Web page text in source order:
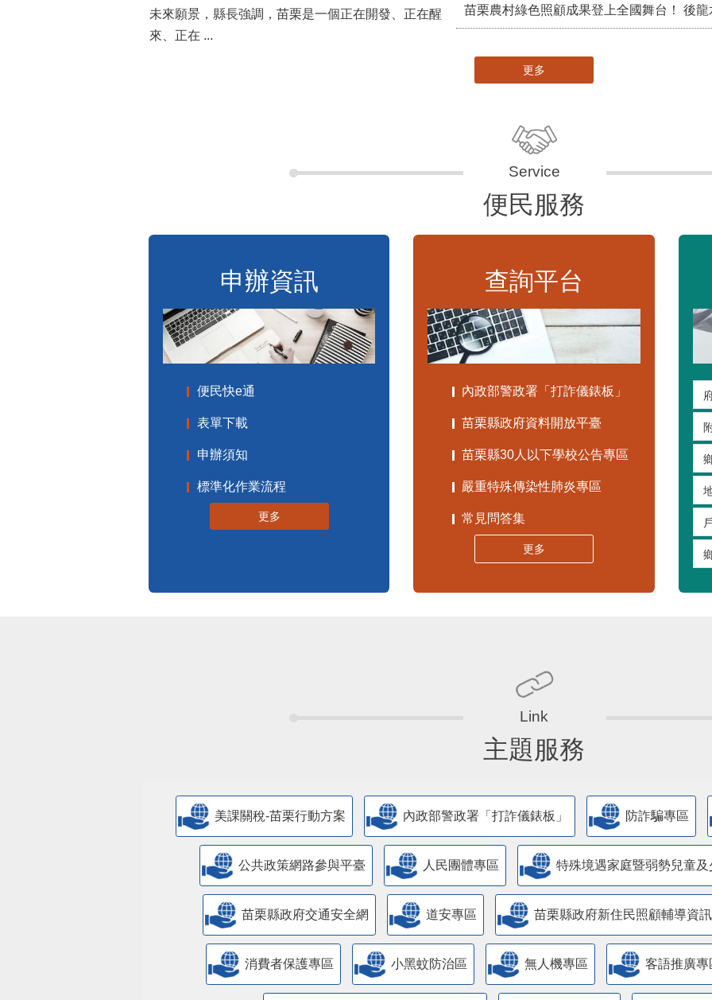
未來願景，縣長強調，苗栗是一個正在開發、正在醒
來、正在 ...
更多
便民服務
申辦資訊
便民快e通
表單下載
申辦須知
標準化作業流程
更多
查詢平台
內政部警政署「打詐儀錶板」
苗栗縣政府資料開放平臺
苗栗縣30人以下學校公告專區
嚴重特殊傳染性肺炎專區
常見問答集
更多
主題服務
美課關稅-苗栗行動方案 內政部警政署「打詐儀錶板」 防詐騙專區
公共政策網路參與平臺 人民團體專區 特殊境遇家庭暨弱勢兒童
苗栗縣政府交通安全網 道安專區 苗栗縣政府新住民照顧輔導資
消費者保護專區 小黑蚊防治區 無人機專區 客語推廣專